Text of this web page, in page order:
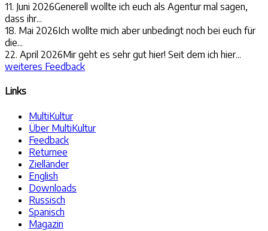
11. Juni 2026Generell wollte ich euch als Agentur mal sagen,
dass ihr...
18. Mai 2026Ich wollte mich aber unbedingt noch bei euch für
die...
22. April 2026Mir geht es sehr gut hier! Seit dem ich hier...
weiteres Feedback
Links
MultiKultur
Über MultiKultur
Feedback
Returnee
Zielländer
English
Downloads
Russisch
Spanisch
Magazin